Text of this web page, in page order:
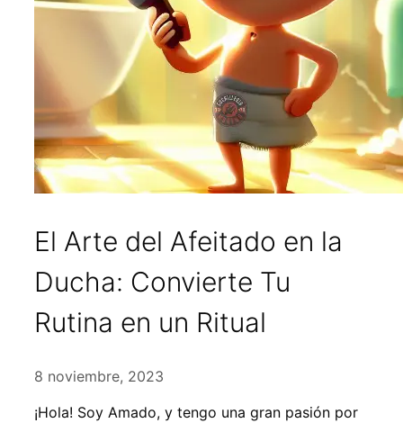
El Arte del Afeitado en la
Ducha: Convierte Tu
Rutina en un Ritual
8 noviembre, 2023
¡Hola! Soy Amado, y tengo una gran pasión por